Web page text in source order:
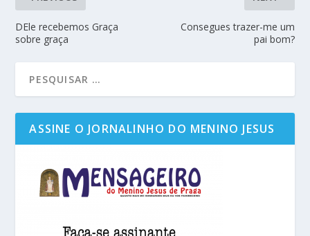
DEle recebemos Graça
sobre graça
Consegues trazer-me um
pai bom?
ASSINE O JORNALINHO DO MENINO JESUS